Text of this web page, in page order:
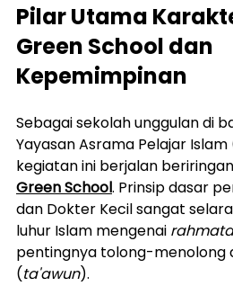
Pilar Utama
Green School dan
Kepemimpinan
Sebagai sekolah unggulan di
Yayasan Asrama Pelajar Islam
kegiatan ini berjalan
Green School. Prinsip dasar
dan Dokter Kecil sangat
luhur Islam mengenai
pentingnya tolong-menolong
(ta'awun).